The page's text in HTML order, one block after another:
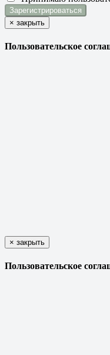
× закрыть
Пользовательское
× закрыть
Пользовательское